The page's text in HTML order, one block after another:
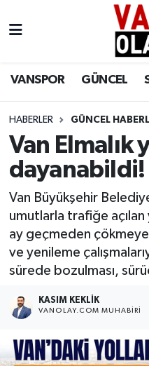
VANSPOR GÜNCEL
HABERLER GÜNCEL
Van Elmalık
dayanabildi!
Van Büyükşehir
umutlarla trafiğe
ay geçmeden
ve yenileme
sürede bozulması,
KASIM KEKLIK
VANOLAY.COM MUHABIRI
Siyaset
Sağlık
Eğitim
Bilim & Teknoloji
Dünya
RESMİ İLANLAR
Van Nöbetçi
Van Namaz Vakitleri
Van Trafik Yoğunluk
Süper Lig Puan
Tüm Manşetler
Son Dakika
Haber Arşivi